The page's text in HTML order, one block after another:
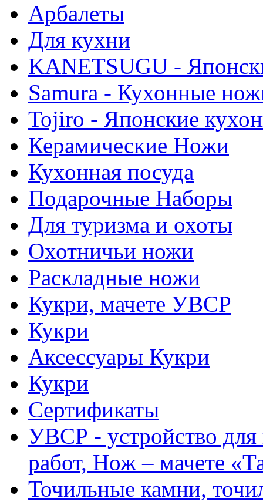
Арбалеты
Для кухни
KANETSUGU -
Samura - Кухонные
Tojiro - Японские
Керамические Ножи
Кухонная посуда
Подарочные Наборы
Для туризма и охоты
Охотничьи ножи
Раскладные ножи
Кукри, мачете УВСР
Кукри
Аксессуары Кукри
Кукри
Сертификаты
УВСР - устройство для
работ, Нож – мачете
Точильные камни,